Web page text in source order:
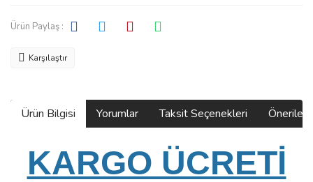
Ürün Paylaş :
Karşılaştır
Ürün Bilgisi Yorumlar Taksit Seçenekleri
KARGO ÜCRETİ